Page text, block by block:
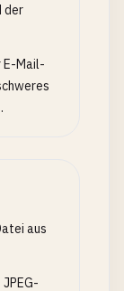
der
E-Mail-
aus